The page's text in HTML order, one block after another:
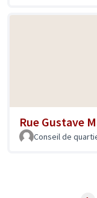
Rue Gustave
Conseil de